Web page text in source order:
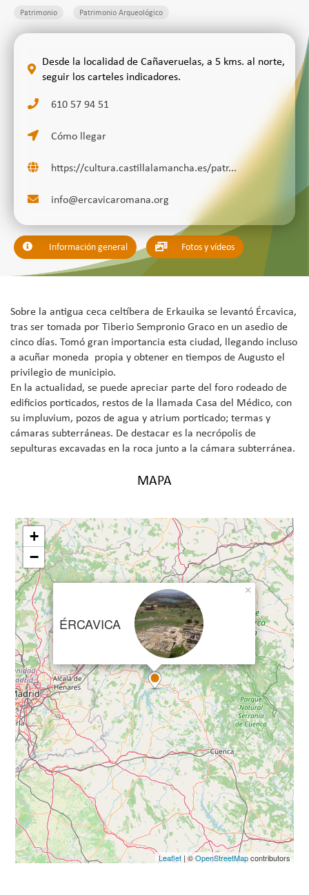
Patrimonio Patrimonio Arqueológico
Desde la localidad de Cañaveruelas, a 5 kms. al norte,
seguir los carteles indicadores.
610 57 94 51
Cómo llegar
https://cultura.castillalamancha.es/patr...
info@ercavicaromana.org
Información general Fotos y vídeos
Sobre la antigua ceca celtíbera de Erkauika se levantó Ércavica,
tras ser tomada por Tiberio Sempronio Graco en un asedio de
cinco días. Tomó gran importancia esta ciudad, llegando incluso
a acuñar moneda propia y obtener en tiempos de Augusto el
privilegio de municipio.
En la actualidad, se puede apreciar parte del foro rodeado de
edificios porticados, restos de la llamada Casa del Médico, con
su impluvium, pozos de agua y atrium porticado; termas y
cámaras subterráneas. De destacar es la necrópolis de
sepulturas excavadas en la roca junto a la cámara subterránea.
MAPA
ÉRCAVICA
×
+
−
Leaflet| ©OpenStreetMapcontributors